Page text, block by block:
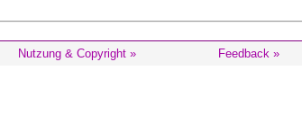
Nutzung & Copyright » Feedback »